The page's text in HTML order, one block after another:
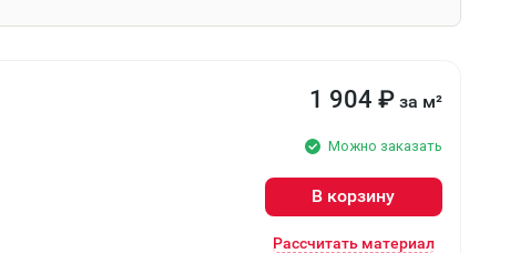
1 904 ₽ за м²
Можно заказать
В корзину
Рассчитать материал